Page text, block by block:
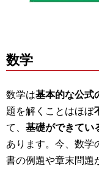
数学
数学は基本的な公式
題を解くことはほぼ
て、 基礎ができてい
あります。今、数学
書の例題や章末問題